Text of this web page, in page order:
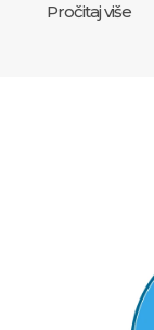
Pročitaj više